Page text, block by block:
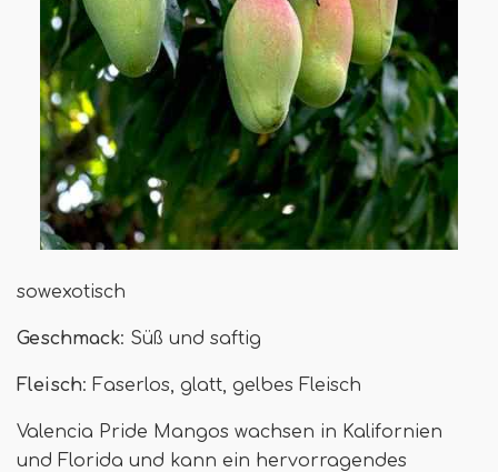
sowexotisch
Geschmack: Süß und saftig
Fleisch: Faserlos, glatt, gelbes Fleisch
Valencia Pride Mangos wachsen in Kalifornien
und Florida und kann ein hervorragendes